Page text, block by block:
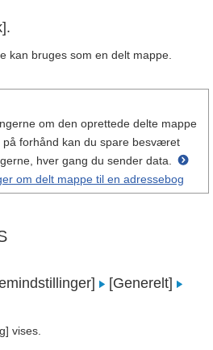
kan bruges som en delt mappe.
om den oprettede delte mappe
på forhånd kan du spare besværet
hver gang du sender data.
om delt mappe til en adressebog
[Generelt]
vises.